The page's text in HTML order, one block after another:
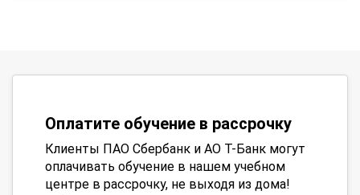
Оплатите обучение в рассрочку
Клиенты ПАО Сбербанк и АО Т-Банк могут
оплачивать обучение в нашем учебном
центре в рассрочку, не выходя из дома!